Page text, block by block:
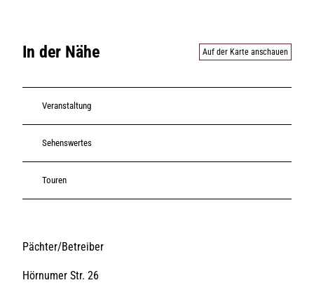
In der Nähe Auf der Karte anschauen
Veranstaltung
Sehenswertes
Touren
Pächter/Betreiber
Hörnumer Str. 26